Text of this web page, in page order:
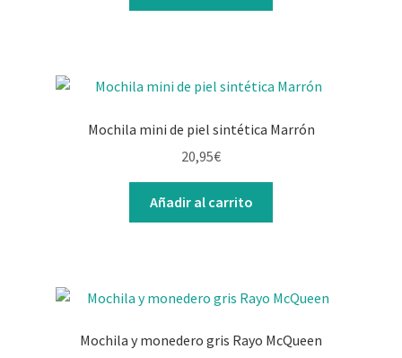
Mochila mini de piel sintética Marrón
20,95€
Añadir al carrito
Mochila y monedero gris Rayo McQueen